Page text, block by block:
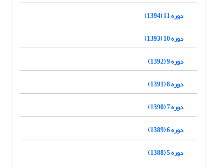
دوره 11 (1394)
دوره 10 (1393)
دوره 9 (1392)
دوره 8 (1391)
دوره 7 (1390)
دوره 6 (1389)
دوره 5 (1388)